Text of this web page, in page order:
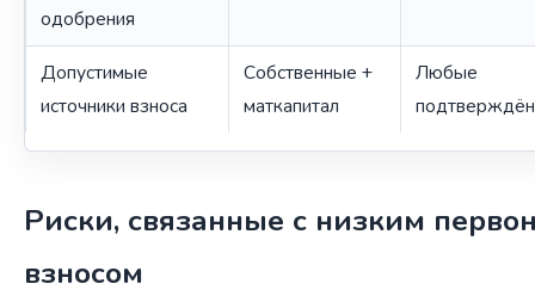
одобрения
Допустимые
источники взноса
Собственные +
маткапитал
Любые
Риски, связанные с низким
взносом